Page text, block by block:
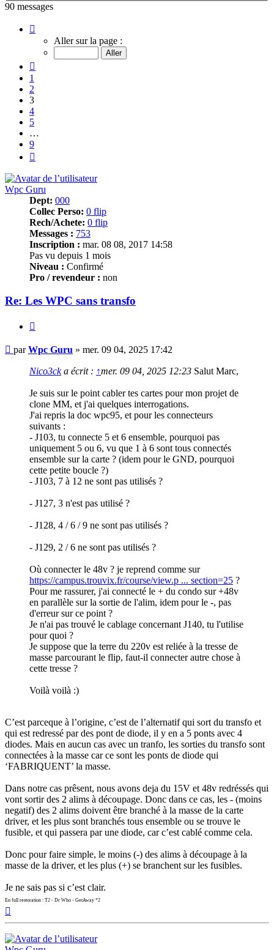
90 messages
sur
Aller sur la page :
1
2
3
4
5
…
9
Wpc Guru
Dept: 000
Collec Perso: 0 flip
Rech/Achete: 0 flip
Messages : 753
Inscription : mar. 08 08, 2017 14:58
Pas vu depuis 1 mois
Niveau : Confirmé
Pro / revendeur : non
Re: Les WPC sans transfo
Message
parWpc Guru » mer. 09 04, 2025 17:42
Nico3cka écrit : ↑mer. 09 04, 2025 12:23 Salut Marc,
Je suis sur le point cabler tes cartes pour mon projet de
clone MM, et j'ai quelques interrogations.
J'ai repris la doc wpc95, et pour les connecteurs
suivants :
- J103, tu connecte 5 et 6 ensemble, pourquoi pas
uniquement 5 ou 6, vu que 1 à 6 sont tous connectés
ensemble sur la carte ? (idem pour le GND, pourquoi
cette petite boucle ?)
- J103, 7 à 12 ne sont pas utilisés ?
- J127, 3 n'est pas utilisé ?
- J128, 4 / 6 / 9 ne sont pas utilisés ?
- J129, 2 / 6 ne sont pas utilisés ?
Où connecter le 48v ? je reprend comme sur
https://campus.trouvix.fr/course/view.p ... section=25 ?
Pour me rassurer, j'ai connecté le + du condo sur +48v
en parallèle sur la sortie de l'alim, idem pour le -, pas
d'erreur sur ce point ?
Je n'ai pas trouvé le cablage concernant J140, tu l'utilise
pour quoi ?
Je suppose que la terre du 220v est reliée à la tresse de
masse parcourant le flip, faut-il connecter autre chose à
cette tresse ?
Voilà voilà :)
C’est parceque à l’origine, c’est de l’alternatif qui sort du transfo et
qui est redressé par des pont de diode, il y en a 5 ponts avec 4
diodes. Mais en aucun cas avec un tranfo, les sorties du transfo sont
connectées à la masse car ce sont les ponts de diode qui
‘FABRIQUENT’ la masse.
Dans notre cas prêsent, nous avons deja du 15V et 48v redréssés qui
vont sortir des 2 alims à découpage. Donc dans ce cas, les - (moins
negatif) des 2 alims doivent être branché à la masse de la carte
driver, et les plus sont branchés tous ensemble ou se trouve le
fusible, et qui passera par une diode, car c’est cablé comme cela.
Donc pour faire simple, le moins (-) des alims à découpage à la
masse de la driver, et les plus (+) se branchent sur les fusibles.
Je ne sais pas si c’est clair.
En full restoration : T2 - Dr Who - GetAway *2